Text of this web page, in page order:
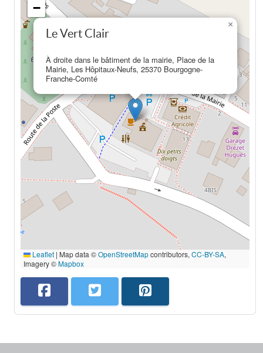
Le Vert Clair
À droite dans le bâtiment de la mairie, Place de la
Mairie, Les Hôpitaux-Neufs, 25370 Bourgogne-
Franche-Comté
×
−
Leaflet | Map data ©OpenStreetMapcontributors, CC-BY-SA,
Imagery ©Mapbox